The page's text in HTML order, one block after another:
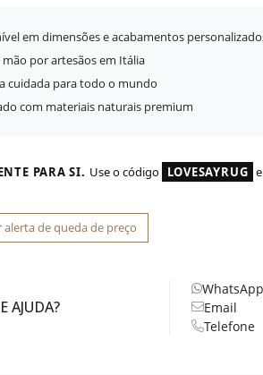
em dimensões e acabamentos
mão por artesãos em Itália
cuidada para todo o mundo
com materiais naturais premium
PARA SI. Use o código LOVESAYRUG
alerta de queda de preço
AJUDA?
WhatsApp
Email
Telefone